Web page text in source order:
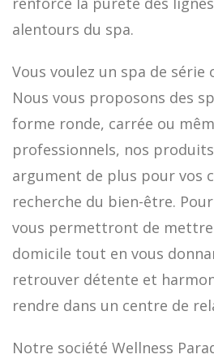
alentours du spa.
Vous voulez un spa de série
Nous vous proposons des
forme ronde, carrée ou
professionnels, nos
argument de plus pour vos
recherche du bien-être.
vous permettront de
domicile tout en vous
retrouver détente et
rendre dans un centre de
Notre société Wellness